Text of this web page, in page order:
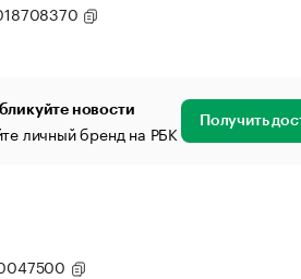
новости
личный бренд на РБК Получить